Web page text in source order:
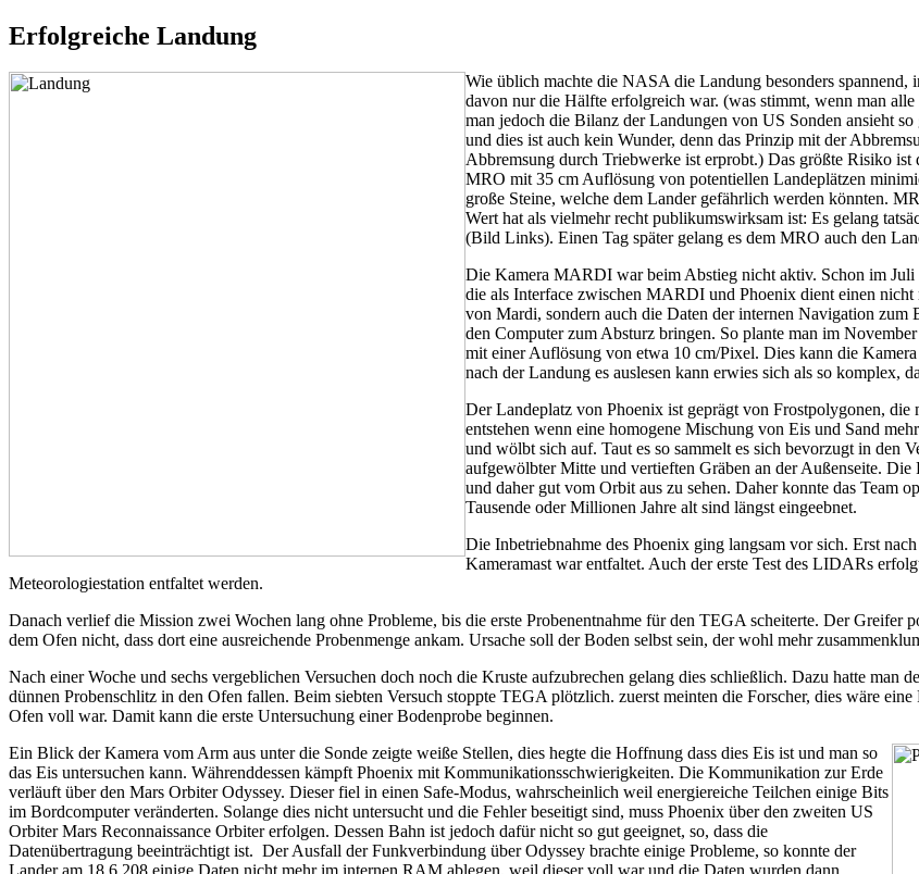
Erfolgreiche Landung
Wie üblich machte die NASA die Landung besonders spannend,
davon nur die Hälfte erfolgreich war. (was stimmt, wenn man
man jedoch die Bilanz der Landungen von US Sonden ansieht
und dies ist auch kein Wunder, denn das Prinzip mit der
Abbremsung durch Triebwerke ist erprobt.) Das größte Risiko
MRO mit 35 cm Auflösung von potentiellen Landeplätzen
große Steine, welche dem Lander gefährlich werden könnten.
Wert hat als vielmehr recht publikumswirksam ist: Es gelang
(Bild Links). Einen Tag später gelang es dem MRO auch den
Die Kamera MARDI war beim Abstieg nicht aktiv. Schon im Juli
die als Interface zwischen MARDI und Phoenix dient einen
von Mardi, sondern auch die Daten der internen Navigation
den Computer zum Absturz bringen. So plante man im
mit einer Auflösung von etwa 10 cm/Pixel. Dies kann die
nach der Landung es auslesen kann erwies sich als so komplex,
Der Landeplatz von Phoenix ist geprägt von Frostpolygonen,
entstehen wenn eine homogene Mischung von Eis und Sand
und wölbt sich auf. Taut es so sammelt es sich bevorzugt in den
aufgewölbter Mitte und vertieften Gräben an der Außenseite.
und daher gut vom Orbit aus zu sehen. Daher konnte das Team
Tausende oder Millionen Jahre alt sind längst eingeebnet.
Die Inbetriebnahme des Phoenix ging langsam vor sich. Erst
Kameramast war entfaltet. Auch der erste Test des LIDARs
Meteorologiestation entfaltet werden.
Danach verlief die Mission zwei Wochen lang ohne Probleme, bis die erste Probenentnahme für den TEGA scheiterte. Der Greifer
dem Ofen nicht, dass dort eine ausreichende Probenmenge ankam. Ursache soll der Boden selbst sein, der wohl mehr
Nach einer Woche und sechs vergeblichen Versuchen doch noch die Kruste aufzubrechen gelang dies schließlich. Dazu hatte
dünnen Probenschlitz in den Ofen fallen. Beim siebten Versuch stoppte TEGA plötzlich. zuerst meinten die Forscher, dies wäre
Ofen voll war. Damit kann die erste Untersuchung einer Bodenprobe beginnen.
Ein Blick der Kamera vom Arm aus unter die Sonde zeigte weiße Stellen, dies hegte die Hoffnung dass dies Eis ist und man so
das Eis untersuchen kann. Währenddessen kämpft Phoenix mit Kommunikationsschwierigkeiten. Die Kommunikation zur Erde
verläuft über den Mars Orbiter Odyssey. Dieser fiel in einen Safe-Modus, wahrscheinlich weil energiereiche Teilchen einige Bits
im Bordcomputer veränderten. Solange dies nicht untersucht und die Fehler beseitigt sind, muss Phoenix über den zweiten US
Orbiter Mars Reconnaissance Orbiter erfolgen. Dessen Bahn ist jedoch dafür nicht so gut geeignet, so, dass die
Datenübertragung beeinträchtigt ist. Der Ausfall der Funkverbindung über Odyssey brachte einige Probleme, so konnte der